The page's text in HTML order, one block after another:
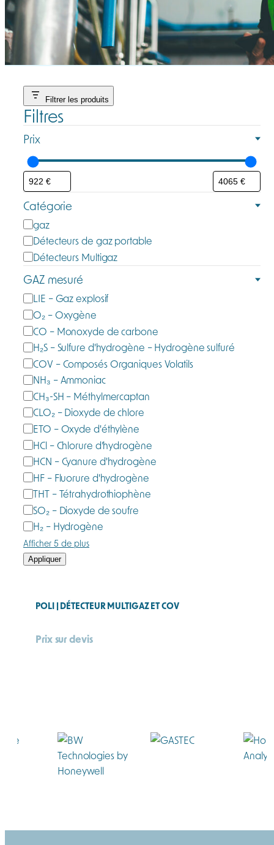
Filtrer les produits
Filtres
Prix
Catégorie
C
a
t
é
g
o
i
e
gaz
Détecteurs de gaz portable
Détecteurs Multigaz
GAZ mesuré
G
a
z
m
e
s
u
r
é
LIE – Gaz explosif
O₂ – Oxygène
CO – Monoxyde de carbone
H₂S – Sulfure d'hydrogène – Hydrogène sulfuré
COV – Composés Organiques Volatils
NH₃ – Ammoniac
CH₃-SH – Méthylmercaptan
CLO₂ – Dioxyde de chlore
ETO – Oxyde d'éthylène
HCl – Chlorure d’hydrogène
HCN – Cyanure d'hydrogène
HF – Fluorure d'hydrogène
THT – Tétrahydrothiophène
SO₂ – Dioxyde de soufre
H₂ – Hydrogène
Afficher 5 de plus
Appliquer
POLI | DÉTECTEUR MULTIGAZ ET COV
Prix sur devis